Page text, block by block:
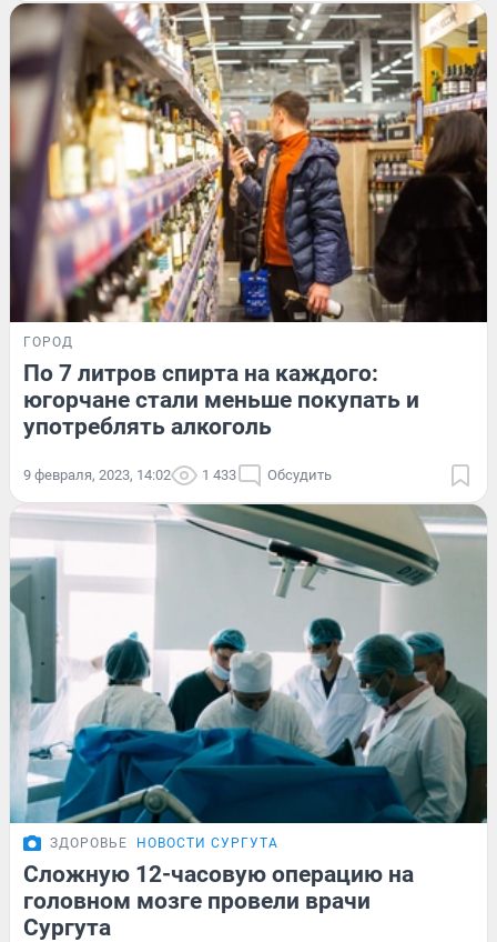
ГОРОД
По 7 литров спирта на каждого:
югорчане стали меньше покупать и
употреблять алкоголь
9 февраля, 2023, 14:02 1 433 Обсудить
ЗДОРОВЬЕ НОВОСТИ СУРГУТА
Сложную 12-часовую операцию на
головном мозге провели врачи
Сургута